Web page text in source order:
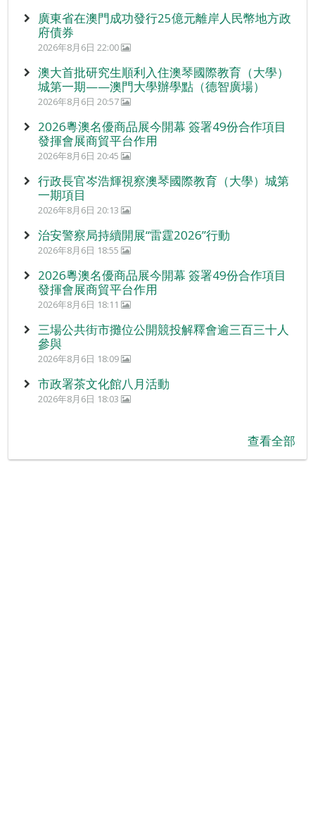
廣東省在澳門成功發行25億元離岸人民幣地方政
府債券
2026年8月6日 22:00
澳大首批研究生順利入住澳琴國際教育（大學）
城第一期——澳門大學辦學點（德智廣場）
2026年8月6日 20:57
2026粵澳名優商品展今開幕 簽署49份合作項目
發揮會展商貿平台作用
2026年8月6日 20:45
行政長官岑浩輝視察澳琴國際教育（大學）城第
一期項目
2026年8月6日 20:13
治安警察局持續開展“雷霆2026”行動
2026年8月6日 18:55
2026粵澳名優商品展今開幕 簽署49份合作項目
發揮會展商貿平台作用
2026年8月6日 18:11
三場公共街市攤位公開競投解釋會逾三百三十人
參與
2026年8月6日 18:09
市政署茶文化館八月活動
2026年8月6日 18:03
查看全部